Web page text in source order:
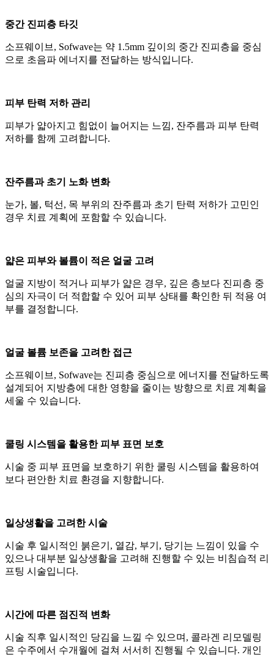
중간 진피층 타깃
소프웨이브, Sofwave는 약 1.5mm 깊이의 중간 진피층을 중심
으로 초음파 에너지를 전달하는 방식입니다.
피부 탄력 저하 관리
피부가 얇아지고 힘없이 늘어지는 느낌, 잔주름과 피부 탄력
저하를 함께 고려합니다.
잔주름과 초기 노화 변화
눈가, 볼, 턱선, 목 부위의 잔주름과 초기 탄력 저하가 고민인
경우 치료 계획에 포함할 수 있습니다.
얇은 피부와 볼륨이 적은 얼굴 고려
얼굴 지방이 적거나 피부가 얇은 경우, 깊은 층보다 진피층 중
심의 자극이 더 적합할 수 있어 피부 상태를 확인한 뒤 적용 여
부를 결정합니다.
얼굴 볼륨 보존을 고려한 접근
소프웨이브, Sofwave는 진피층 중심으로 에너지를 전달하도록
설계되어 지방층에 대한 영향을 줄이는 방향으로 치료 계획을
세울 수 있습니다.
쿨링 시스템을 활용한 피부 표면 보호
시술 중 피부 표면을 보호하기 위한 쿨링 시스템을 활용하여
보다 편안한 치료 환경을 지향합니다.
일상생활을 고려한 시술
시술 후 일시적인 붉은기, 열감, 부기, 당기는 느낌이 있을 수
있으나 대부분 일상생활을 고려해 진행할 수 있는 비침습적 리
프팅 시술입니다.
시간에 따른 점진적 변화
시술 직후 일시적인 당김을 느낄 수 있으며, 콜라겐 리모델링
은 수주에서 수개월에 걸쳐 서서히 진행될 수 있습니다. 개인